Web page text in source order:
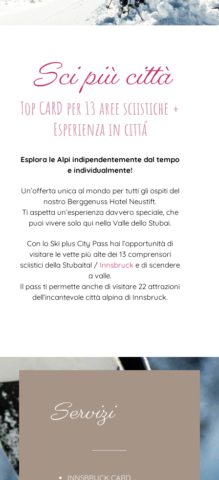
Sci più città
Top CARD per 13 aree sciistiche +
Esperienza in cittá
Esplora le Alpi indipendentemente dal tempo
e individualmente!
Un’offerta unica al mondo per tutti gli ospiti del
nostro Berggenuss Hotel Neustift.
Ti aspetta un’esperienza davvero speciale, che
puoi vivere solo qui nella Valle dello Stubai.
Con lo Ski plus City Pass hai l’opportunità di
visitare le vette più alte dei 13 comprensori
sciistici della Stubaital / Innsbruck e di scendere
a valle.
Il pass ti permette anche di visitare 22 attrazioni
dell’incantevole città alpina di Innsbruck.
Servizi
INNSBRUCK CARD